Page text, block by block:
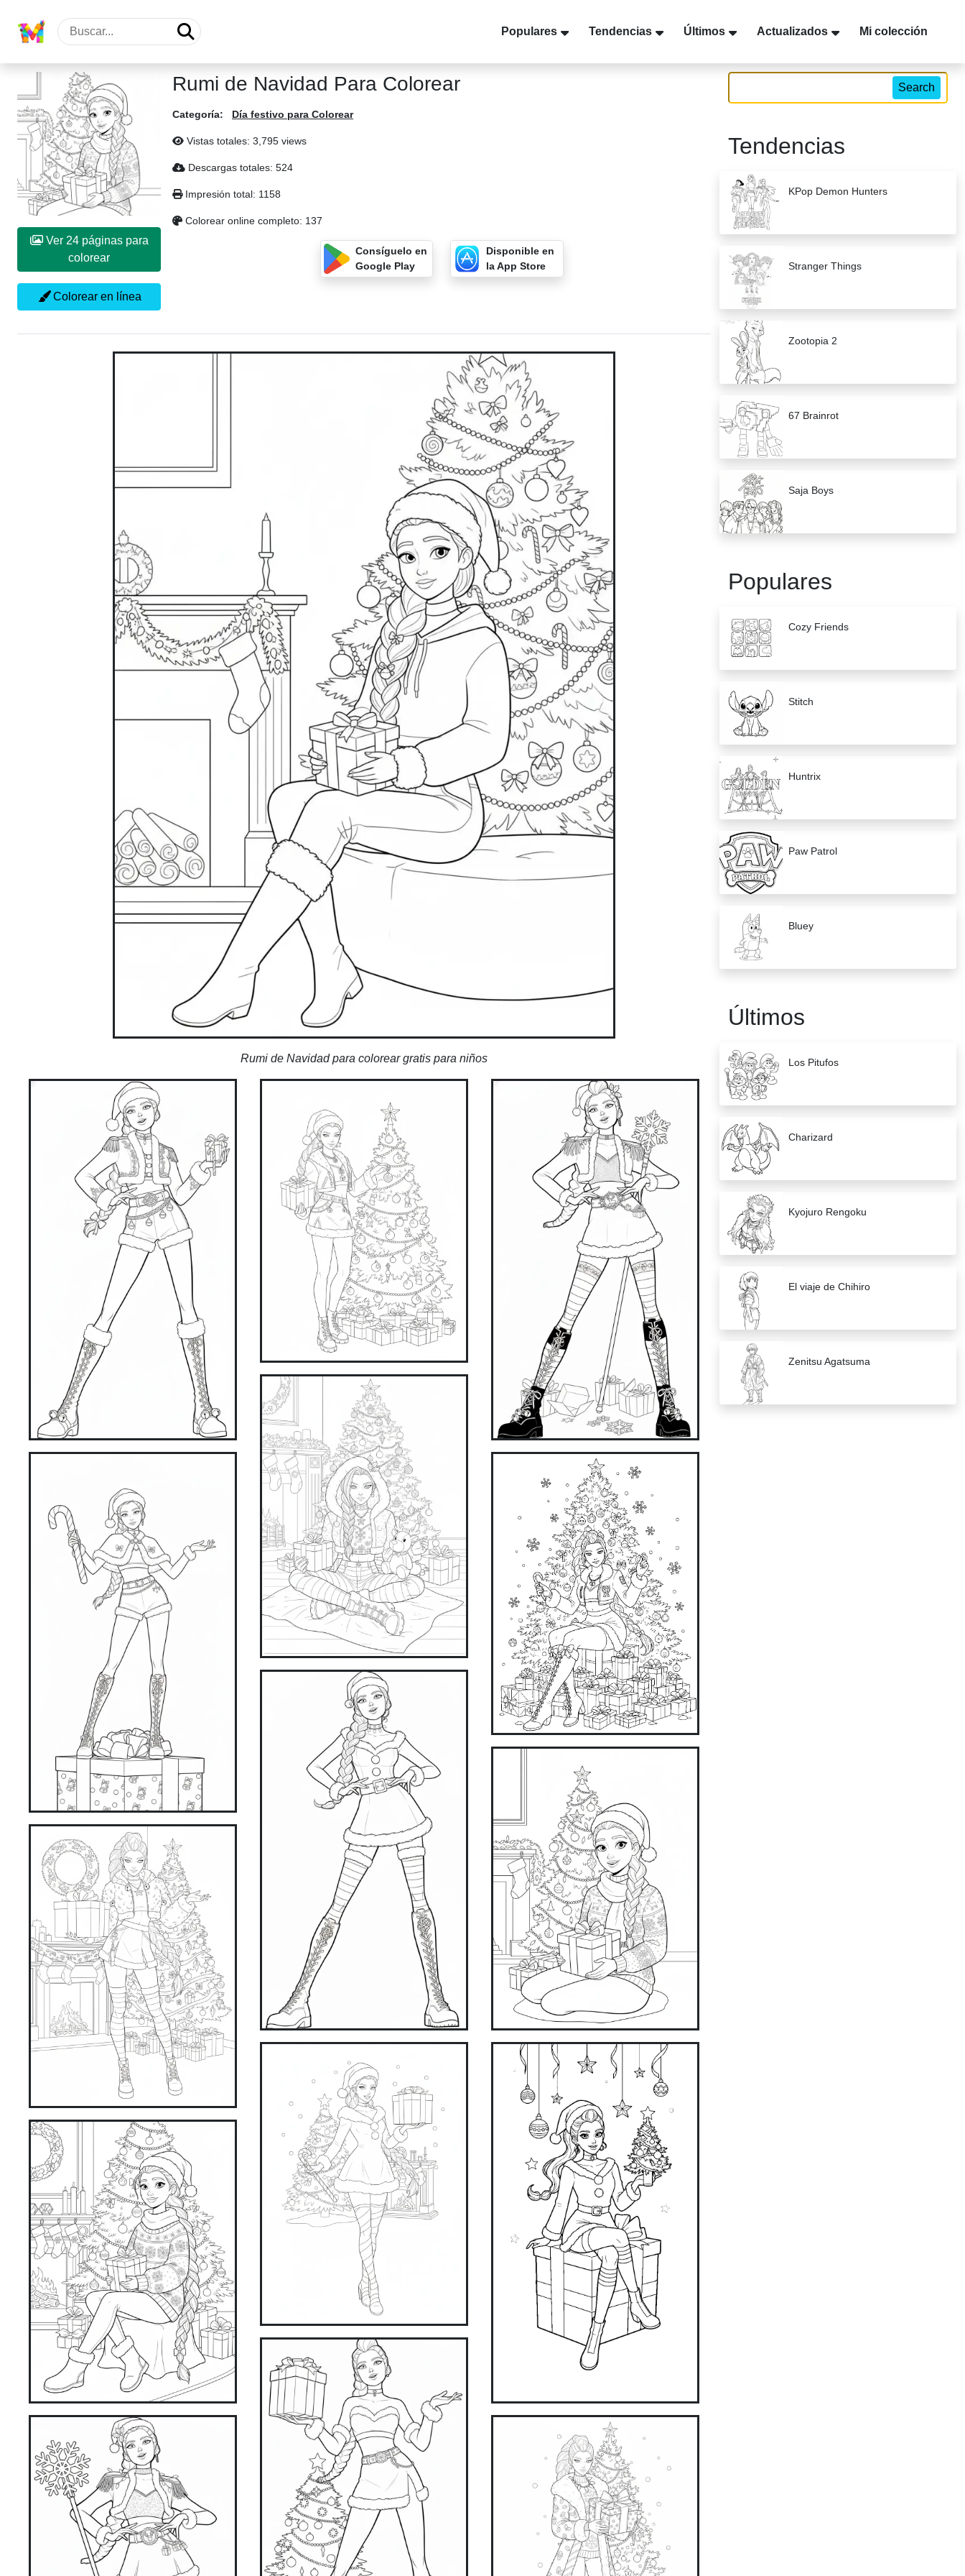
Populares Tendencias Últimos Actualizados Mi colección
Ver 24 páginas para
colorear
Colorear en línea
Rumi de Navidad Para Colorear
Categoría: Día festivo para Colorear
Vistas totales: 3,795 views
Descargas totales: 524
Impresión total: 1158
Colorear online completo: 137
Consíguelo en
Google Play
Disponible en
la App Store
Rumi de Navidad para colorear gratis para niños
Search
Tendencias
KPop Demon Hunters
Stranger Things
Zootopia 2
67 Brainrot
Saja Boys
Populares
Cozy Friends
Stitch
Huntrix
Paw Patrol
Bluey
Últimos
Los Pitufos
Charizard
Kyojuro Rengoku
El viaje de Chihiro
Zenitsu Agatsuma